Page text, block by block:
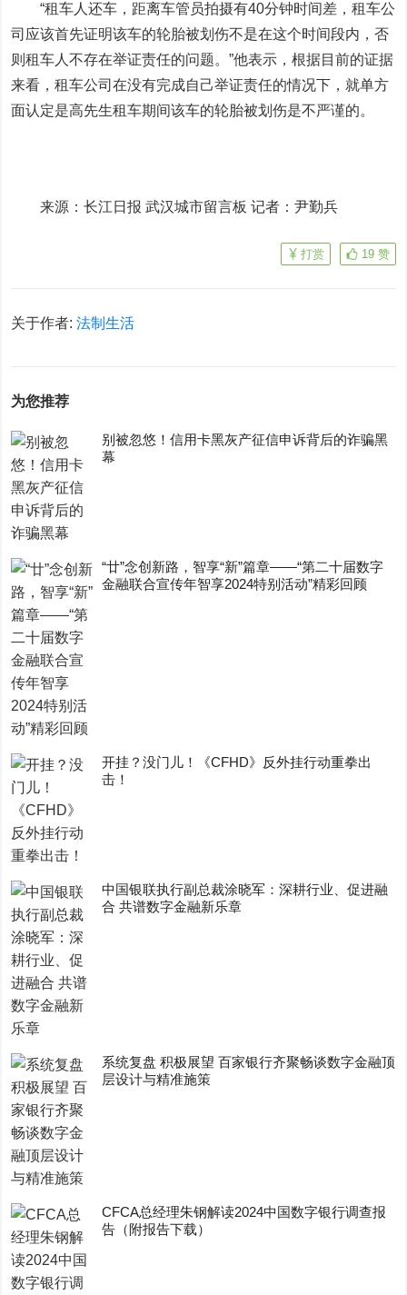
“租车人还车，距离车管员拍摄有40分钟时间差，租车公
司应该首先证明该车的轮胎被划伤不是在这个时间段内，否
则租车人不存在举证责任的问题。”他表示，根据目前的证据
来看，租车公司在没有完成自己举证责任的情况下，就单方
面认定是高先生租车期间该车的轮胎被划伤是不严谨的。
来源：长江日报 武汉城市留言板 记者：尹勤兵
19 赞
打赏
关于作者:法制生活
为您推荐
别被忽悠！信用卡黑灰产征信申诉背后的诈骗黑
幕
“廿”念创新路，智享“新”篇章——“第二十届数字
金融联合宣传年智享2024特别活动”精彩回顾
开挂？没门儿！《CFHD》反外挂行动重拳出
击！
中国银联执行副总裁涂晓军：深耕行业、促进融
合 共谱数字金融新乐章
系统复盘 积极展望 百家银行齐聚畅谈数字金融顶
层设计与精准施策
CFCA总经理朱钢解读2024中国数字银行调查报
告（附报告下载）